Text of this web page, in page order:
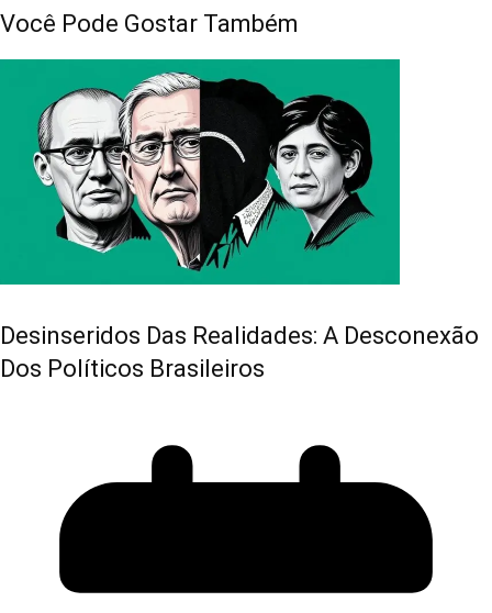
Você Pode Gostar Também
Desinseridos Das Realidades: A Desconexão
Dos Políticos Brasileiros